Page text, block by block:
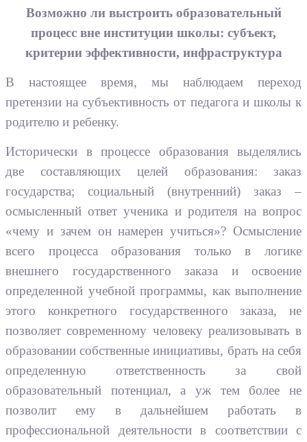
Возможно ли выстроить образовательный
процесс вне институции школы: субъект,
критерии эффективности, инфраструктура
В настоящее время, мы наблюдаем переход
претензии на субъективность от педагога и школы к
родителю и ребенку.
Исторически в процессе образования выделялись
две составляющих целей образования: заказ
государства; социальный (внутренний) заказ –
осмысленный ответ ученика и родителя на вопрос
«чему и зачем он намерен учиться»? Осмысление
всего процесса образования только в логике
внешнего государственного заказа и освоение
определенной учебной программы, как выполнение
этого конкретного государственного заказа, не
позволяет современному человеку реализовывать в
образовании собственные инициативы, брать на себя
определенную ответственность за свой
образовательный потенциал, а уж тем более не
позволит ему в дальнейшем работать в
профессиональной деятельности в соответствии с